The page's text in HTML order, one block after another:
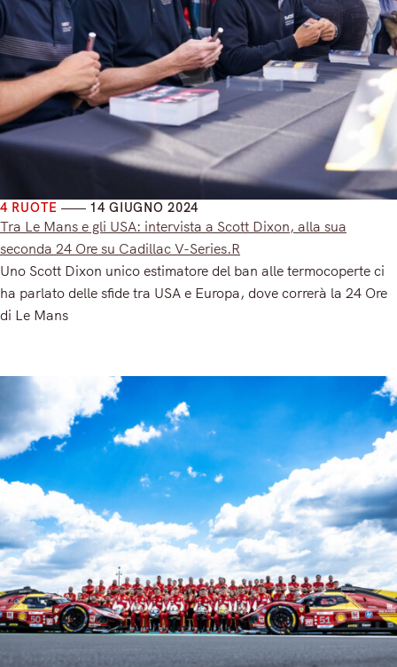
4 RUOTE 14 GIUGNO 2024
Tra Le Mans e gli USA: intervista a Scott Dixon, alla sua
seconda 24 Ore su Cadillac V-Series.R
Uno Scott Dixon unico estimatore del ban alle termocoperte ci
ha parlato delle sfide tra USA e Europa, dove correrà la 24 Ore
di Le Mans